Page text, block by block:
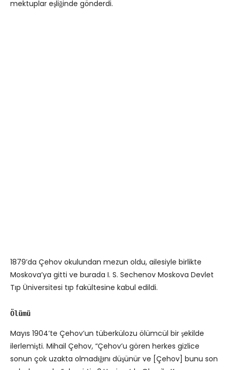
mektuplar eşliğinde gönderdi.
1879’da Çehov okulundan mezun oldu, ailesiyle birlikte
Moskova’ya gitti ve burada I. S. Sechenov Moskova Devlet
Tıp Üniversitesi tıp fakültesine kabul edildi.
Ölümü
Mayıs 1904’te Çehov’un tüberkülozu ölümcül bir şekilde
ilerlemişti. Mihail Çehov, “Çehov’u gören herkes gizlice
sonun çok uzakta olmadığını düşünür ve [Çehov] bunu son